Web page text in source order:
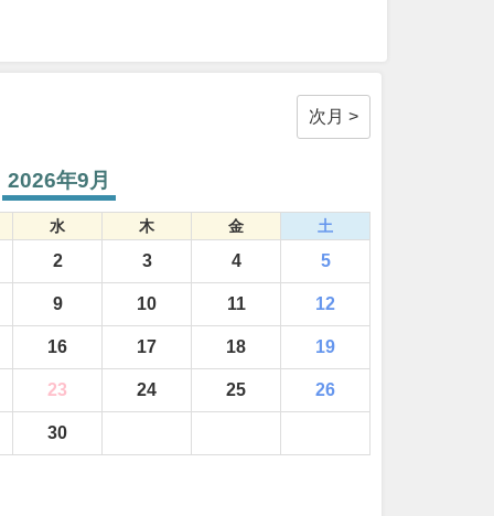
次月 >
2026年9月
水 木 金 土
2 3 4 5
9 10 11 12
16 17 18 19
23 24 25 26
30